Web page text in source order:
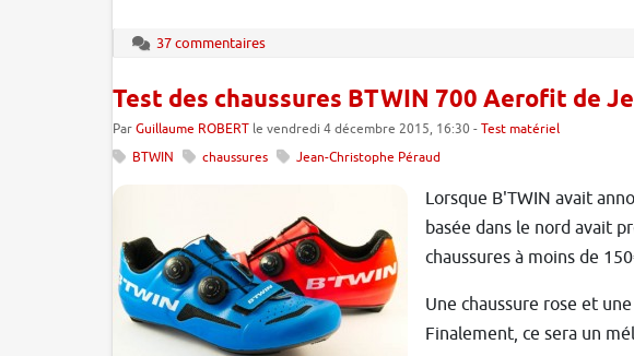
37 commentaires
Test des chaussures BTWIN 700 Aerofit de
Par Guillaume ROBERT le vendredi 4 décembre 2015, 16:30 - Test matériel
BTWIN
chaussures Jean-Christophe Péraud
Lorsque B'TWIN avait
basée dans le nord avait
chaussures à moins de
Une chaussure rose et
Finalement, ce sera un